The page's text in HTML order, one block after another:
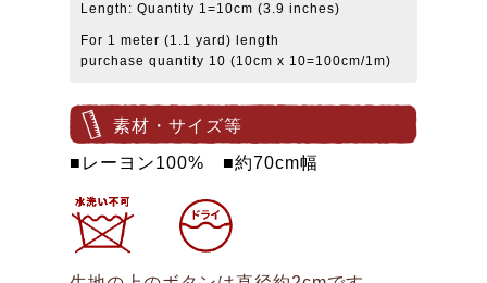
Length: Quantity 1=10cm (3.9 inches)
For 1 meter (1.1 yard) length
purchase quantity 10 (10cm x 10=100cm/1m)
素材・サイズ等
■レーヨン100% ■約70cm幅